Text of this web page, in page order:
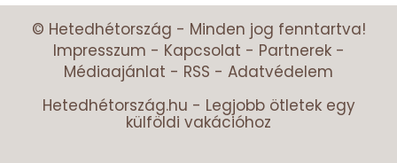
© Hetedhétország - Minden jog fenntartva!
Impresszum - Kapcsolat - Partnerek-
Médiaajánlat - RSS - Adatvédelem
Hetedhétország.hu - Legjobb ötletek egy
külföldi vakációhoz